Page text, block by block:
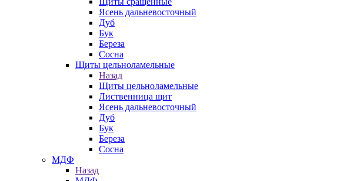
Ясень дальневосточный
Дуб
Бук
Береза
Сосна
Щиты цельноламельные
Назад
Щиты цельноламельные
Лиственница щит
Ясень дальневосточный
Дуб
Бук
Береза
Сосна
МДФ
Назад